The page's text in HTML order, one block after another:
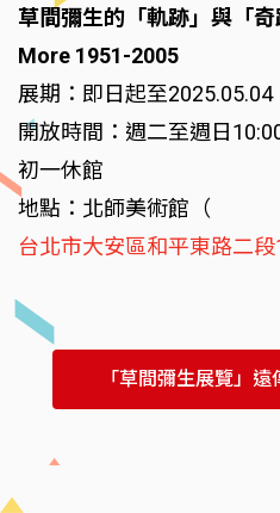
草間彌生的「軌跡」與「
More 1951-2005
展期：即日起至2025.05.04
開放時間：週二至週日
初一休館
地點：北師美術館（
台北市大安區和平東路二
「草間彌生展覽」